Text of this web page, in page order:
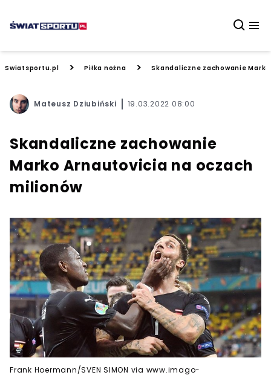
Swiatsportu.pl > Piłka nożna > Skandaliczne zachowanie
Mateusz Dziubiński 19.03.2022 08:00
Skandaliczne zachowanie
Marko Arnautovicia na oczach
milionów
Frank Hoermann/SVEN SIMON via www.imago-